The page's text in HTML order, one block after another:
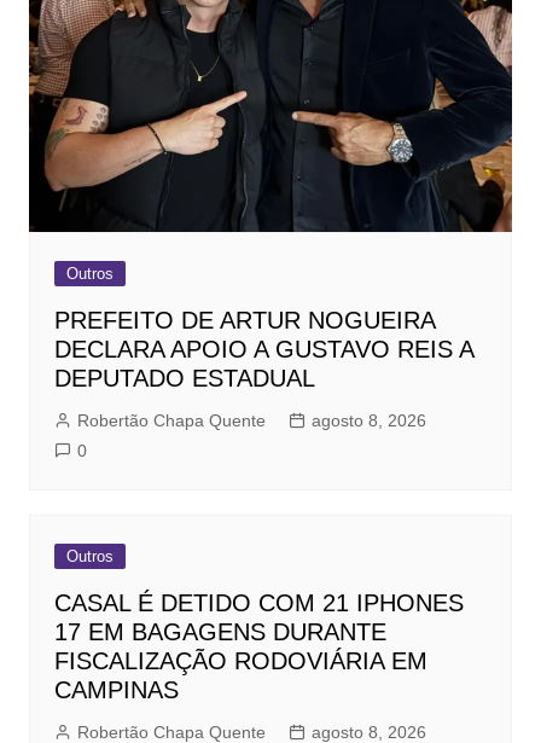
Outros
PREFEITO DE ARTUR NOGUEIRA
DECLARA APOIO A GUSTAVO REIS A
DEPUTADO ESTADUAL
Robertão Chapa Quente
agosto 8, 2026
0
Outros
CASAL É DETIDO COM 21 IPHONES
17 EM BAGAGENS DURANTE
FISCALIZAÇÃO RODOVIÁRIA EM
CAMPINAS
Robertão Chapa Quente
agosto 8, 2026